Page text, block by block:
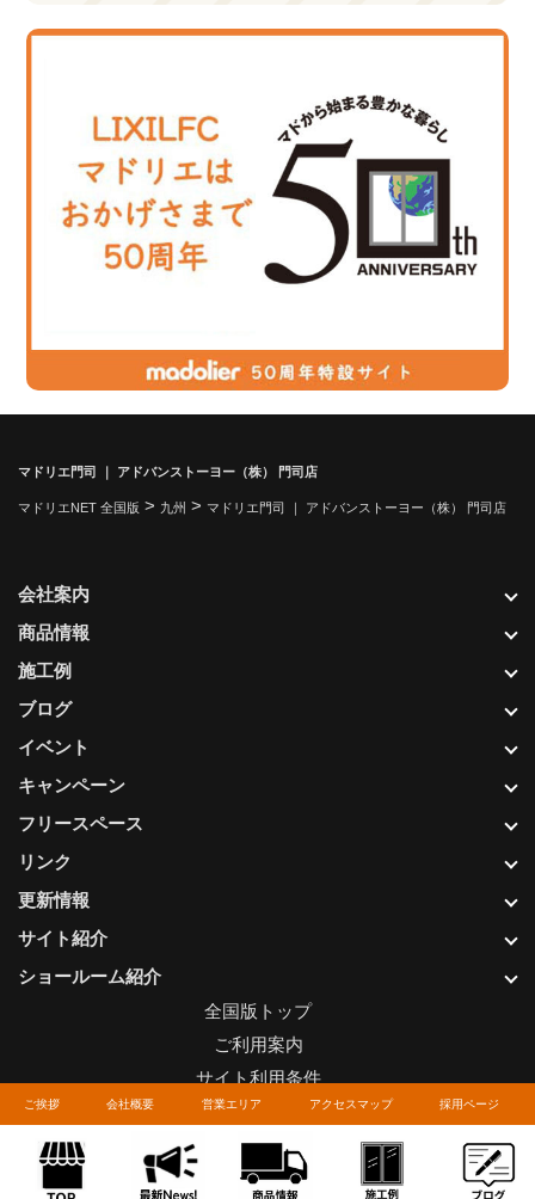
ご挨拶 会社概要 営業エリア アクセスマップ 採用ページ
マドリエ門司 ｜ アドバンストーヨー（株） 門司店
マドリエNET 全国版 > 九州 > マドリエ門司 ｜ アドバンストーヨー（株） 門司店
更新情報
サイト紹介
ショールーム紹介
会社案内
商品情報
施工例
ブログ
イベント
キャンペーン
フリースペース
リンク
全国版トップ
ご利用案内
サイト利用条件
プライバシーポリシー
関連リンク
お問い合わせについて